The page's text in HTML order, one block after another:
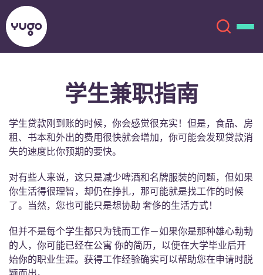
地点
更多
账户 语言
选择一个国家
English (GB)
English (US)
Chinese
Català Deutsch
Portuguese
学生兼职指南
学生贷款刚到账的时候，你会感觉很充实！但是，食品、房
租、书本和外出的费用很快就会增加，你可能会发现贷款消
失的速度比你预期的要快。
对有些人来说，这只是减少啤酒和名牌服装的问题，但如果
你生活得很理智，却仍在挣扎，那可能就是找工作的时候
了。当然，您也可能只是想协助 奢侈的生活方式！
但并不是每个学生都只为钱而工作－如果你是那种雄心勃勃
的人，你可能已经在公寓 你的简历，以便在大学毕业后开
始你的职业生涯。获得工作经验确实可以帮助您在申请时脱